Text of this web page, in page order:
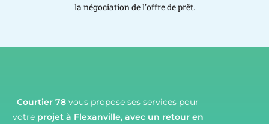
la négociation de l’offre de prêt.
Courtier 78 vous propose ses services pour
votre projet à Flexanville, avec un retour en